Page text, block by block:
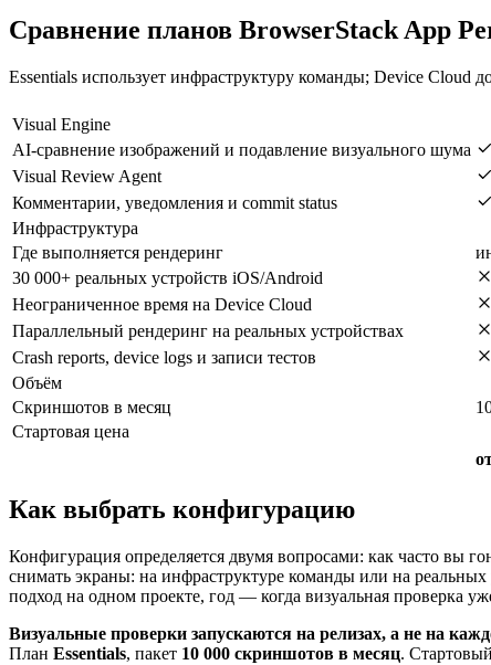
Сравнение планов BrowserStack App
Essentials использует инфраструктуру команды; Device Cloud
Visual Engine
AI-сравнение изображений и подавление визуального шума
Visual Review Agent
Комментарии, уведомления и commit status
Инфраструктура
Где выполняется рендеринг
30 000+ реальных устройств iOS/Android
Неограниченное время на Device Cloud
Параллельный рендеринг на реальных устройствах
Crash reports, device logs и записи тестов
Объём
Скриншотов в месяц
Стартовая цена
Как выбрать конфигурацию
Конфигурация определяется двумя вопросами: как часто вы
снимать экраны: на инфраструктуре команды или на
подход на одном проекте, год — когда визуальная проверка
Визуальные проверки запускаются на релизах, а не на
План Essentials, пакет 10 000 скриншотов в месяц.